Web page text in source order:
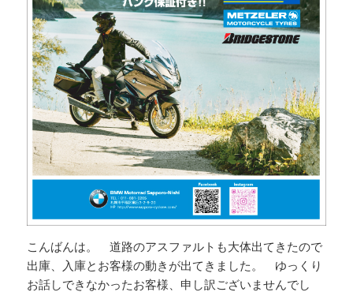
こんばんは。 道路のアスファルトも大体出てきたので
出庫、入庫とお客様の動きが出てきました。 ゆっくり
お話しできなかったお客様、申し訳ございませんでし